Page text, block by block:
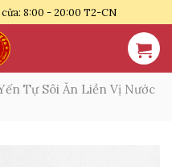
cửa: 8:00 - 20:00 T2-CN
Tự Sôi Ăn Liền Vị Nước